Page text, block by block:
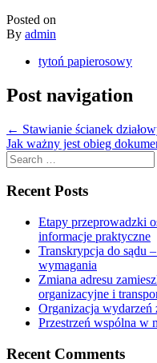
Posted on
By admin
tytoń papierosowy
Post navigation
← Stawianie ścianek
Jak ważny jest obieg
Search
for:
Recent Posts
Etapy przeprowadzki
informacje praktyczne
Transkrypcja do sądu
wymagania
Zmiana adresu
organizacyjne i
Organizacja wydarzeń
Przestrzeń wspólna w
Recent Comments